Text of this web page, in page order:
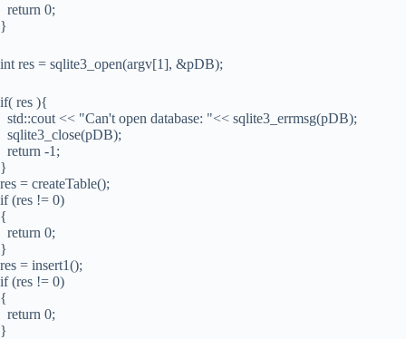
return 0;
}
int res = sqlite3_open(argv[1], &pDB);
if( res ){
std::cout << "Can't open database: "<< sqlite3_errmsg(pDB);
sqlite3_close(pDB);
return -1;
}
res = createTable();
if (res != 0)
{
return 0;
}
res = insert1();
if (res != 0)
{
return 0;
}